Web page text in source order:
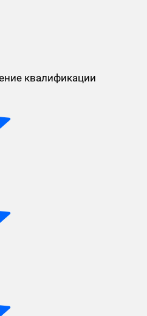
квалификации